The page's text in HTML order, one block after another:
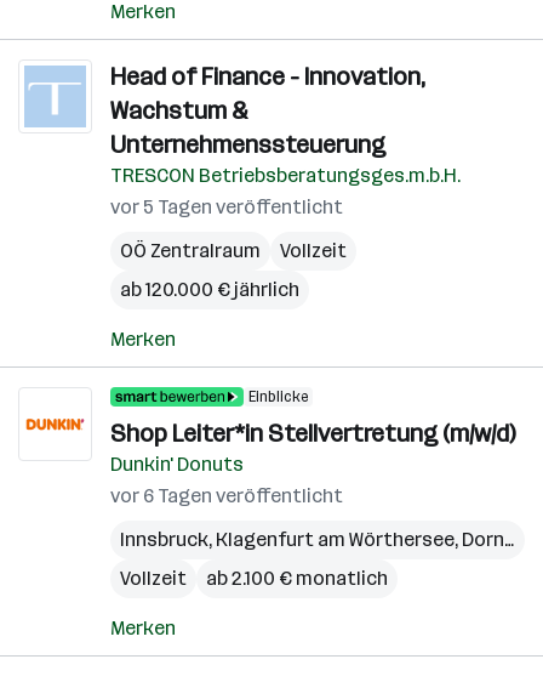
Merken
Head of Finance - Innovation,
Wachstum &
Unternehmenssteuerung
TRESCON Betriebsberatungsges.m.b.H.
vor 5 Tagen veröffentlicht
OÖ Zentralraum
Vollzeit
ab 120.000 € jährlich
Merken
Einblicke
Shop Leiter*in Stellvertretung (m/w/d)
Dunkin' Donuts
vor 6 Tagen veröffentlicht
Innsbruck, Klagenfurt am Wörthersee, Dornbirn
Vollzeit
ab 2.100 € monatlich
Merken